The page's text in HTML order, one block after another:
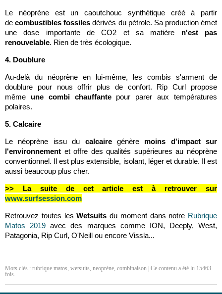
Le néoprène est un caoutchouc synthétique créé à partir
decombustibles fossiles dérivés du pétrole. Sa production émet
une dose importante de CO2 et sa matière n'est pas
renouvelable. Rien de très écologique.
4. Doublure
Au-delà du néoprène en lui-même, les combis s'arment de
doublure pour nous offrir plus de confort. Rip Curl propose
même une combi chauffantepour parer aux températures
polaires.
5. Calcaire
Le néoprène issu du calcairegénèremoins d'impact sur
l'environnement et offre des qualités supérieures au néoprène
conventionnel. Il est plus extensible, isolant, léger et durable. Il est
aussi beaucoup plus cher.
>> La suite de cet article est à retrouver sur
www.surfsession.com
Retrouvez toutes lesWetsuits du moment dans notre Rubrique
Matos 2019 avec des marques comme ION, Deeply, West,
Patagonia, Rip Curl, O'Neill ou encore Vissla...
Mots clés : rubrique matos wetsuits neoprène combinaison | Ce contenu a été lu 15463
fois.